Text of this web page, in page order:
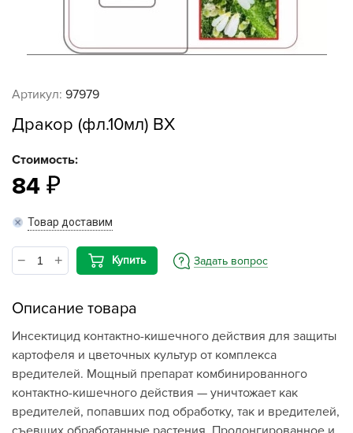
Артикул: 97979
Дракор (фл.10мл) ВХ
Стоимость:
84
Товар доставим
Купить Задать вопрос
Описание товара
Инсектицид контактно-кишечного действия для защиты
картофеля и цветочных культур от комплекса
вредителей. Мощный препарат комбинированного
контактно-кишечного действия — уничтожает как
вредителей, попавших под обработку, так и вредителей,